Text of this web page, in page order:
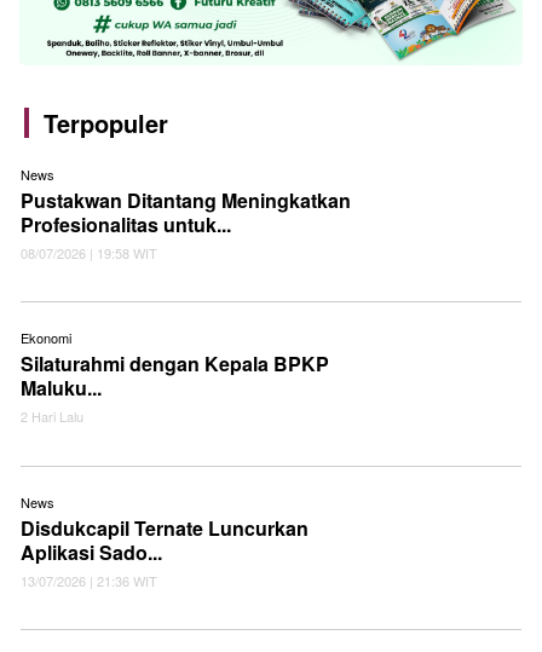
Terpopuler
News
Pustakwan Ditantang Meningkatkan
Profesionalitas untuk...
08/07/2026 | 19:58 WIT
Ekonomi
Silaturahmi dengan Kepala BPKP
Maluku...
2 Hari Lalu
News
Disdukcapil Ternate Luncurkan
Aplikasi Sado...
13/07/2026 | 21:36 WIT